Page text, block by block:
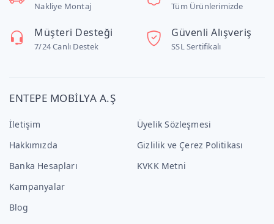
Nakliye Montaj Tüm Ürünlerimizde
Müşteri Desteği
7/24 Canlı Destek
Güvenli Alışveriş
SSL Sertifikalı
ENTEPE MOBİLYA A.Ş
İletişim
Hakkımızda
Banka Hesapları
Kampanyalar
Blog
Üyelik Sözleşmesi
Gizlilik ve Çerez Politikası
KVKK Metni